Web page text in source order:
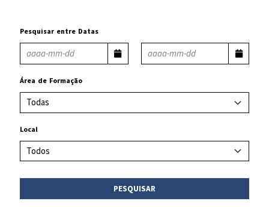
Pesquisar entre Datas
Área de Formação
Local
PESQUISAR